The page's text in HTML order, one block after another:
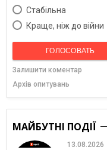
Cтабільна
Краще, ніж до війни
ГОЛОСОВАТЬ
Залишити коментар
Архів опитувань
МАЙБУТНІ ПОДІЇ
13.08.2026